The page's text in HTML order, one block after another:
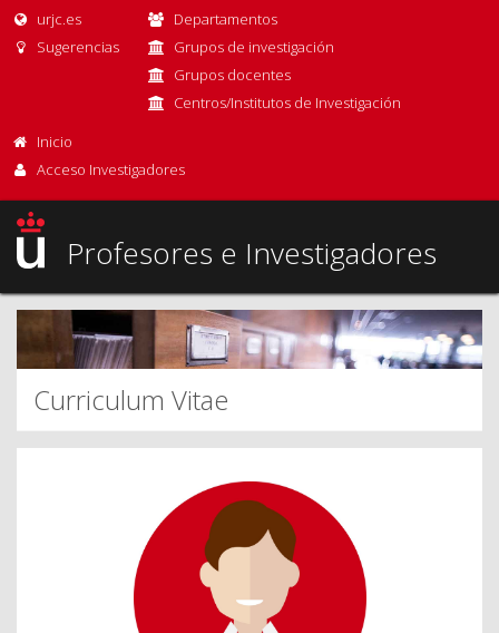
urjc.es
Sugerencias
Departamentos
Grupos de investigación
Grupos docentes
Centros/Institutos de Investigación
Inicio
Acceso Investigadores
Profesores e Investigadores
Curriculum Vitae